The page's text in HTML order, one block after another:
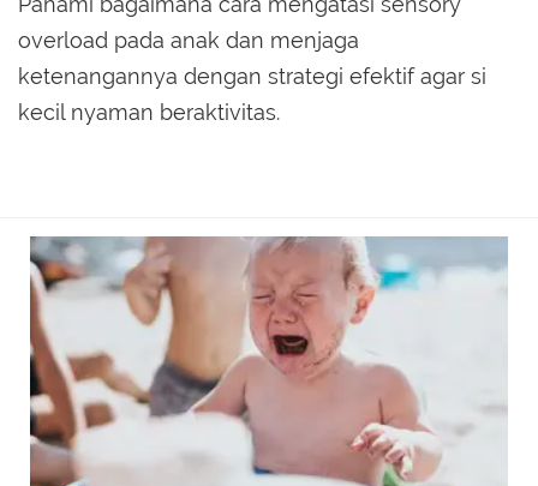
overload pada anak dan menjaga
ketenangannya dengan strategi efektif agar si
kecil nyaman beraktivitas.